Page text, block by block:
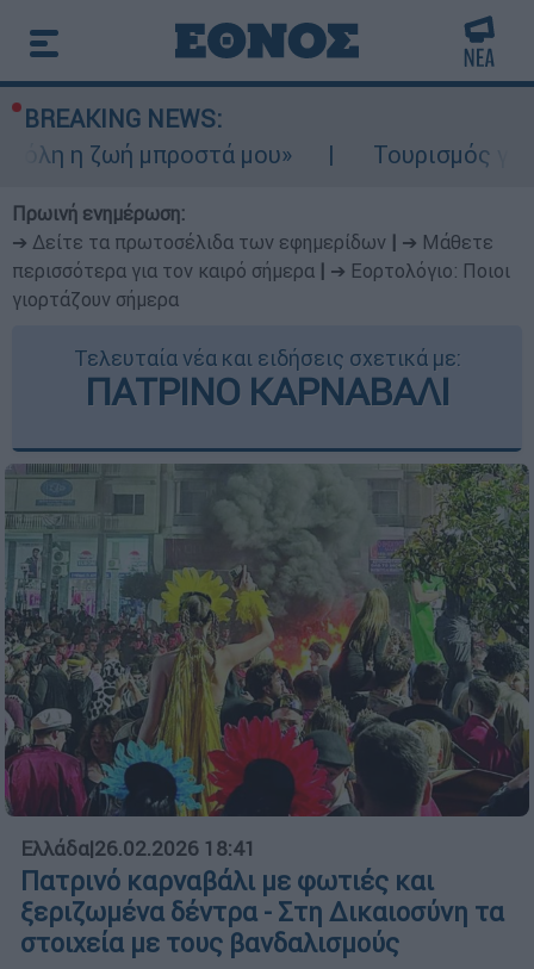
BREAKING NEWS:
μπροστά μου»
Τουρισμός για Ολους
Πρωινή ενημέρωση:
➔ Δείτε τα πρωτοσέλιδα των εφημερίδων
➔ Μάθετε
περισσότερα για τον καιρό σήμερα
➔ Εορτολόγιο: Ποιοι
γιορτάζουν σήμερα
Τελευταία νέα και ειδήσεις σχετικά με:
ΠΑΤΡΙΝΟ ΚΑΡΝΑΒΑΛΙ
Ελλάδα|26.02.2026 18:41
Πατρινό καρναβάλι με φωτιές και
ξεριζωμένα δέντρα - Στη Δικαιοσύνη τα
στοιχεία με τους βανδαλισμούς